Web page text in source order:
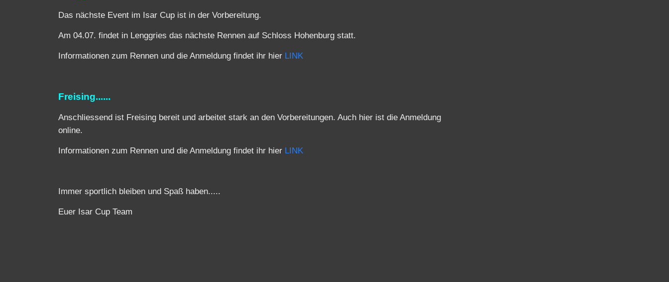
Das nächste Event im Isar Cup ist in der Vorbereitung.
Am 04.07. findet in Lenggries das nächste Rennen auf Schloss Hohenburg statt.
Informationen zum Rennen und die Anmeldung findet ihr hier LINK
Freising......
Anschliessend ist Freising bereit und arbeitet stark an den Vorbereitungen. Auch hier ist die Anmeldung
online.
Informationen zum Rennen und die Anmeldung findet ihr hier LINK
Immer sportlich bleiben und Spaß haben.....
Euer Isar Cup Team